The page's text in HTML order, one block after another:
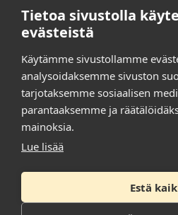
puh. +358 45 130
Susanna Laasio,
puh. +358 50 590
Tilaa uutiskirje
Tietosuojaseloste
Tietoa sivustolla
evästeistä
Käytämme sivustollamme
analysoidaksemme sivuston
tarjotaksemme sosiaalisen
parantaaksemme ja
mainoksia.
Lue lisää
Estä